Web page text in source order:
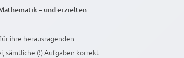
– und erzielten
ihre herausragenden
sämtliche (!) Aufgaben korrekt